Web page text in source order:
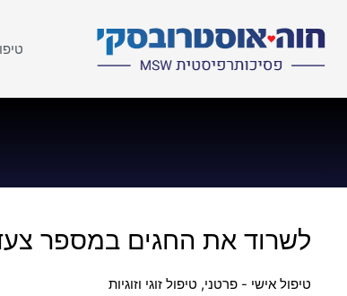
לשרוד את החגים במספר
טיפול אישי - פרטני, טיפול זוגי וזוגיות